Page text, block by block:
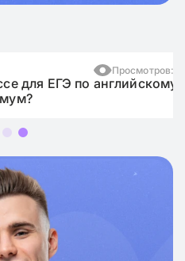
Просмотров: 10 970
ЕГЭ по английскому